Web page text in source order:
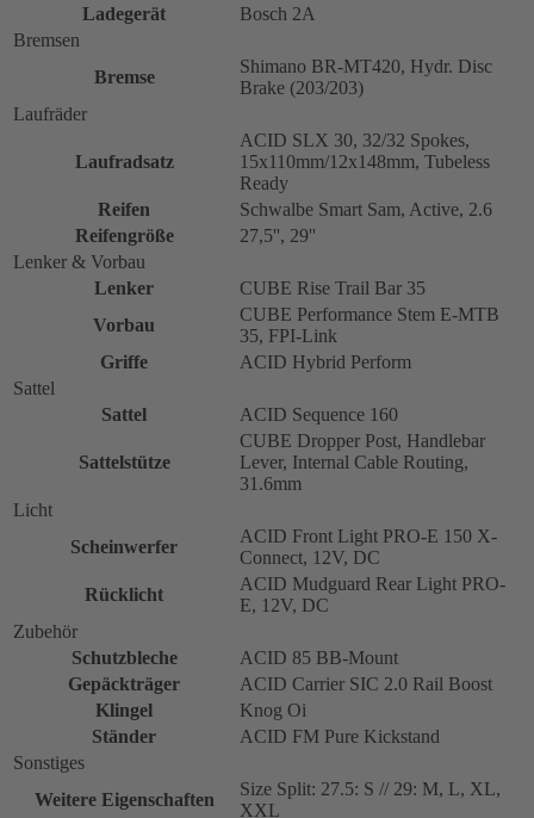
Ladegerät
Bosch 2A
Bremsen
Bremse
Shimano BR-MT420, Hydr. Disc
Brake (203/203)
Laufräder
Laufradsatz
ACID SLX 30, 32/32 Spokes,
15x110mm/12x148mm, Tubeless
Ready
Reifen
Schwalbe Smart Sam, Active, 2.6
Reifengröße
27,5'', 29''
Lenker & Vorbau
Lenker
CUBE Rise Trail Bar 35
Vorbau
CUBE Performance Stem E-MTB
35, FPI-Link
Griffe
ACID Hybrid Perform
Sattel
Sattel
ACID Sequence 160
Sattelstütze
CUBE Dropper Post, Handlebar
Lever, Internal Cable Routing,
31.6mm
Licht
Scheinwerfer
ACID Front Light PRO-E 150 X-
Connect, 12V, DC
Rücklicht
ACID Mudguard Rear Light PRO-
E, 12V, DC
Zubehör
Schutzbleche
ACID 85 BB-Mount
Gepäckträger
ACID Carrier SIC 2.0 Rail Boost
Klingel
Knog Oi
Ständer
ACID FM Pure Kickstand
Sonstiges
Weitere Eigenschaften
Size Split: 27.5: S // 29: M, L, XL,
XXL